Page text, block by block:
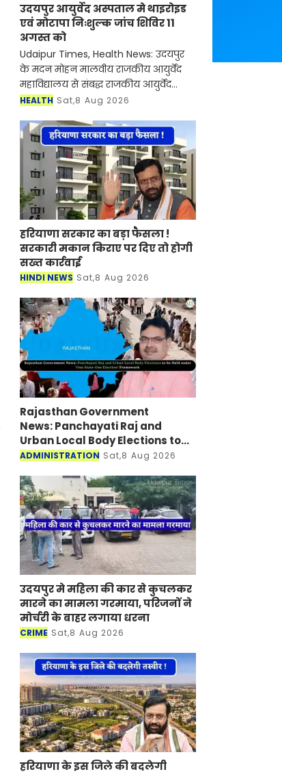
उदयपुर आयुर्वेद अस्पताल मे थाइरोइड
एवं मोटापा निःशुल्क जांच शिविर 11
अगस्त को
Udaipur Times, Health News: उदयपुर
के मदन मोहन मालवीय राजकीय आयुर्वेद
महाविद्यालय से संबद्ध राजकीय आयुर्वेद
चिकित्सालय मोती चौहट्टा में प्राचार्य प्रो.
11.08.2
HEALTH Sat,8 Aug 2026
हरियाणा सरकार का बड़ा फैसला !
सरकारी मकान किराए पर दिए तो होगी
सख्त कार्रवाई
HINDI NEWS Sat,8 Aug 2026
Rajasthan Government
News: Panchayati Raj and
Urban Local Body Elections to
be Held under 'One State-One
ADMINISTRATION Sat,8 Aug 2026
उदयपुर मे महिला की कार से कुचलकर
मारने का मामला गरमाया, परिजनों ने
मोर्चरी के बाहर लगाया धरना
CRIME Sat,8 Aug 2026
हरियाणा के इस जिले की बदलेगी